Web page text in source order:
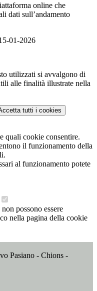
online che
dati sull’andamento
01-2026
utilizzati si avvalgono di
alle finalità illustrate nella
tutti i cookies
quali cookie consentire.
il funzionamento della
al funzionamento potete
possono essere
nella pagina della cookie
Pasiano - Chions -